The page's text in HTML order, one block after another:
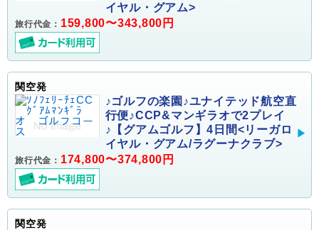
イヤル・グアム>
旅行代金： 159,800〜343,800円
関空発
♪ゴルフの楽園♪ユナイテッド航空直
行便♪CCP&マンギラオで2プレイ
♪【グアムゴルフ】4日間<リーガロ
イヤル・グアム/ラグーナクラブ>
旅行代金： 174,800〜374,800円
関空発